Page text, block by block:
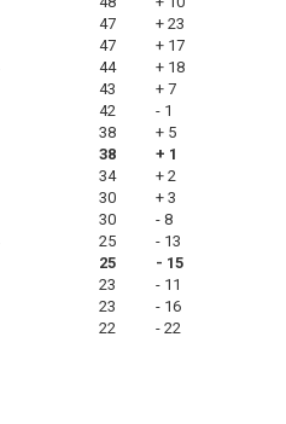
47
+ 23
47
+ 17
44
+ 18
43
+ 7
42
- 1
38
+ 5
38
+ 1
34
+ 2
30
+ 3
30
- 8
25
- 13
25
- 15
23
- 11
23
- 16
22 - 22